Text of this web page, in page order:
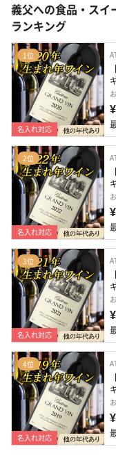
義父への食品・スイ
ランキング
1位
名入れ対応
2位
名入れ対応
3位
名入れ対応
4位
名入れ対応